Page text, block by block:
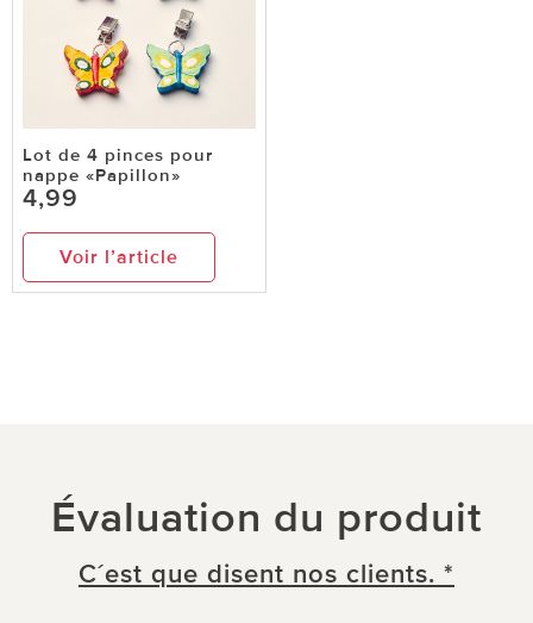
Lot de 4 pinces pour
nappe «Papillon»
4,99
Voir l’article
Évaluation du produit
C´est que disent nos clients. *